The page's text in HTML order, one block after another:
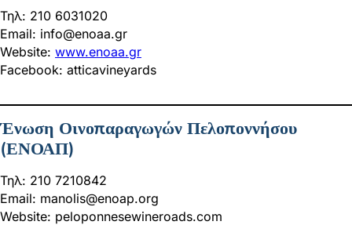
Τηλ: 210 6031020
Email: info@enoaa.gr
Website: www.enoaa.gr
Facebook: atticavineyards
Ένωση Οινοπαραγωγών Πελοποννήσου
(ΕΝΟΑΠ)
Τηλ: 210 7210842
Email: manolis@enoap.org
Website: peloponnesewineroads.com